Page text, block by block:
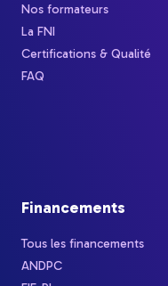
Nos formateurs
La FNI
Certifications & Qualité
FAQ
Financements
Tous les financements
ANDPC